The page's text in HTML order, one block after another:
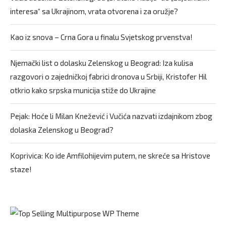
interesa“ sa Ukrajinom, vrata otvorena i za oružje?
Kao iz snova – Crna Gora u finalu Svjetskog prvenstva!
Njemački list o dolasku Zelenskog u Beograd: Iza kulisa
razgovori o zajedničkoj fabrici dronova u Srbiji, Kristofer Hil
otkrio kako srpska municija stiže do Ukrajine
Pejak: Hoće li Milan Knežević i Vučića nazvati izdajnikom zbog
dolaska Zelenskog u Beograd?
Koprivica: Ko ide Amfilohijevim putem, ne skreće sa Hristove
staze!